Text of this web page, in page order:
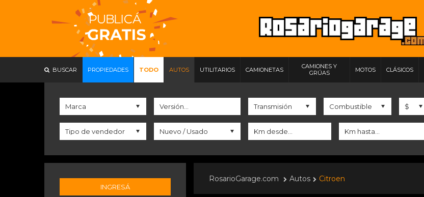
BUSCAR PROPIEDADES TODO AUTOS UTILITARIOS CAMIONETAS
CAMIONES Y
GRÚAS
MOTOS CLÁSICOS
INGRESÁ
RosarioGarage.com Autos Citroen